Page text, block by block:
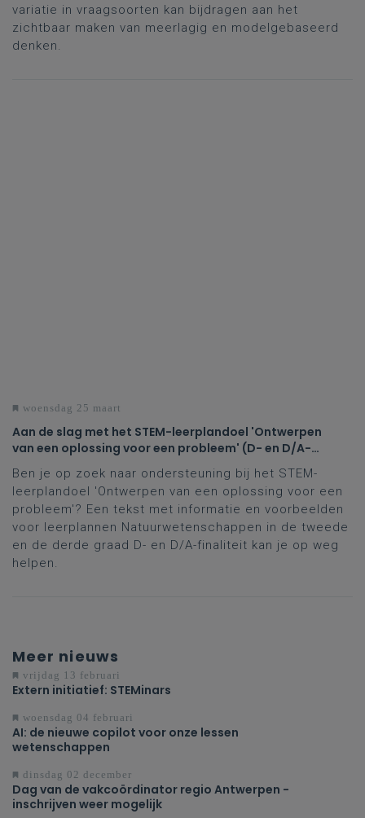
variatie in vraagsoorten kan bijdragen aan het
zichtbaar maken van meerlagig en modelgebaseerd
denken.
woensdag 25 maart
Aan de slag met het STEM-leerplandoel 'Ontwerpen
van een oplossing voor een probleem' (D- en D/A-
finaliteit tweede en derde graad)
Ben je op zoek naar ondersteuning bij het STEM-
leerplandoel 'Ontwerpen van een oplossing voor een
probleem'? Een tekst met informatie en voorbeelden
voor leerplannen Natuurwetenschappen in de tweede
en de derde graad D- en D/A-finaliteit kan je op weg
helpen.
Meer nieuws
vrijdag 13 februari
Extern initiatief: STEMinars
woensdag 04 februari
AI: de nieuwe copilot voor onze lessen
wetenschappen
dinsdag 02 december
Dag van de vakcoördinator regio Antwerpen -
inschrijven weer mogelijk